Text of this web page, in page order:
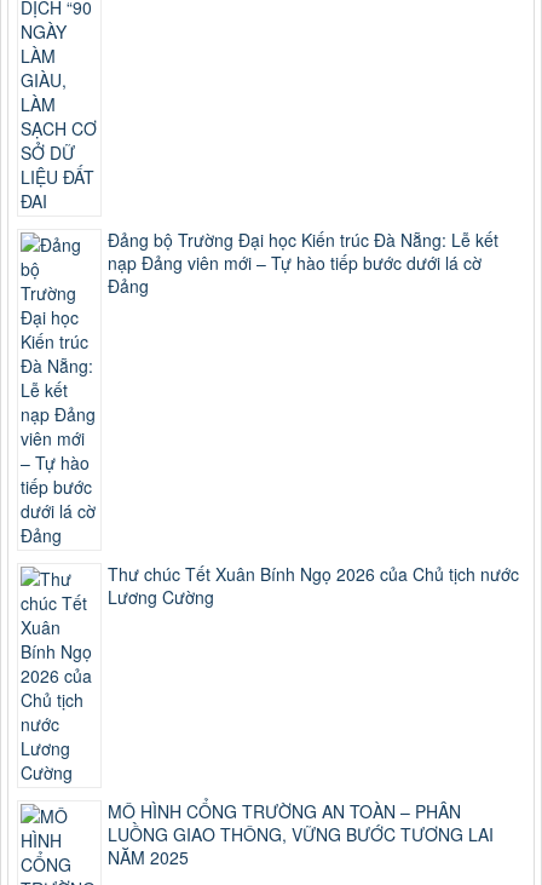
Đảng bộ Trường Đại học Kiến trúc Đà Nẵng: Lễ kết
nạp Đảng viên mới – Tự hào tiếp bước dưới lá cờ
Đảng
Thư chúc Tết Xuân Bính Ngọ 2026 của Chủ tịch nước
Lương Cường
MÔ HÌNH CỔNG TRƯỜNG AN TOÀN – PHÂN
LUỒNG GIAO THÔNG, VỮNG BƯỚC TƯƠNG LAI
NĂM 2025